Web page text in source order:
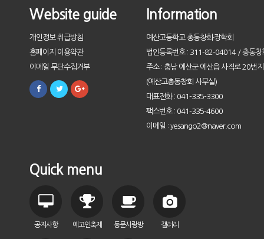
Website guide
개인정보 취급방침
홈페이지 이용약관
이메일 무단수집거부
Information
예산고등학교 총동창회·장학회
법인등록번호 : 311-82-04014 / 총동창
주소 : 충남 예산군 예산읍 사직로 20번
(예산고총동창회 사무실)
대표전화 : 041-335-3300
팩스번호 : 041-335-4600
이메일 : yesango2@naver.com
Quick menu
공지사항 예고인축제 동문사랑방 갤러리